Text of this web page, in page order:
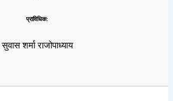
प्राविधिक:
सुवास शर्मा राजोपाध्याय